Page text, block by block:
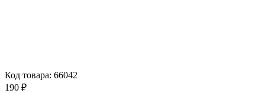
Код товара: 66042
190 ₽